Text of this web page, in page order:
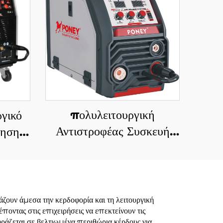
πολυλειτουργική
Αντιστροφέας Συσκευή
Συγκόλλησης MIG
άμεσα την κερδοφορία και τη λειτουργική
στις επιχειρήσεις να επεκτείνουν τις